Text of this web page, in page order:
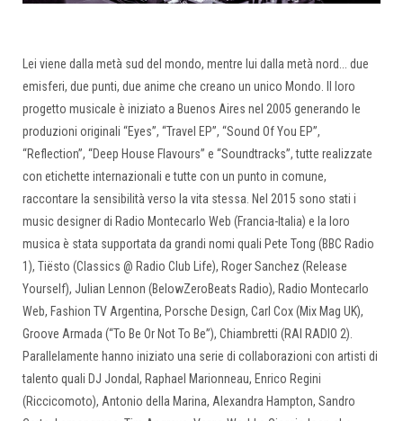
Lei viene dalla metà sud del mondo, mentre lui dalla metà nord... due
emisferi, due punti, due anime che creano un unico Mondo. Il loro
progetto musicale è iniziato a Buenos Aires nel 2005 generando le
produzioni originali “Eyes”, “Travel EP”, “Sound Of You EP”,
“Reflection”, “Deep House Flavours” e “Soundtracks”, tutte realizzate
con etichette internazionali e tutte con un punto in comune,
raccontare la sensibilità verso la vita stessa. Nel 2015 sono stati i
music designer di Radio Montecarlo Web (Francia-Italia) e la loro
musica è stata supportata da grandi nomi quali Pete Tong (BBC Radio
1), Tiësto (Classics @ Radio Club Life), Roger Sanchez (Release
Yourself), Julian Lennon (BelowZeroBeats Radio), Radio Montecarlo
Web, Fashion TV Argentina, Porsche Design, Carl Cox (Mix Mag UK),
Groove Armada (“To Be Or Not To Be”), Chiambretti (RAI RADIO 2).
Parallelamente hanno iniziato una serie di collaborazioni con artisti di
talento quali DJ Jondal, Raphael Marionneau, Enrico Regini
(Riccicomoto), Antonio della Marina, Alexandra Hampton, Sandro